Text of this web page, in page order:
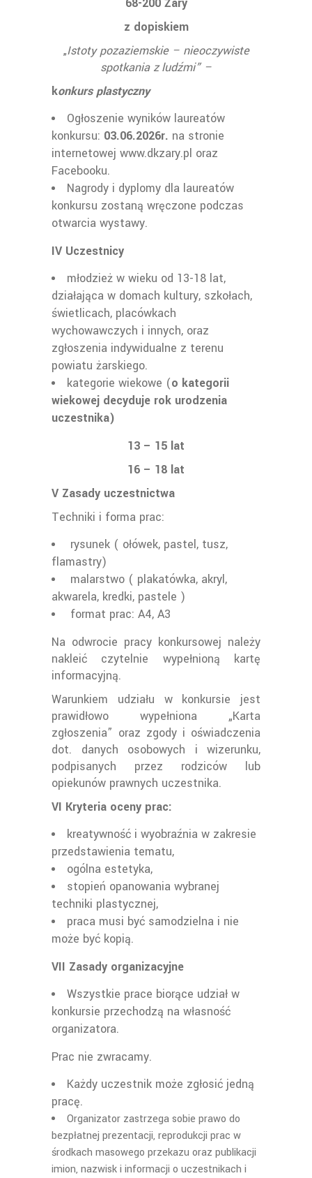
z dopiskiem
„Istoty pozaziemskie – nieoczywiste
spotkania z ludźmi” –
konkurs plastyczny
Ogłoszenie wyników laureatów
konkursu: 03.06.2026r. na stronie
internetowej www.dkzary.pl oraz
Facebooku.
Nagrody i dyplomy dla laureatów
konkursu zostaną wręczone podczas
otwarcia wystawy.
IV Uczestnicy
młodzież w wieku od 13-18 lat,
działająca w domach kultury, szkołach,
świetlicach, placówkach
wychowawczych i innych, oraz
zgłoszenia indywidualne z terenu
powiatu żarskiego.
kategorie wiekowe (o kategorii
wiekowej decyduje rok urodzenia
uczestnika)
13 – 15 lat
16 – 18 lat
V Zasady uczestnictwa
Techniki i forma prac:
rysunek ( ołówek, pastel, tusz,
flamastry)
malarstwo ( plakatówka, akryl,
akwarela, kredki, pastele )
format prac: A4, A3
Na odwrocie pracy konkursowej należy
nakleić czytelnie wypełnioną kartę
informacyjną.
Warunkiem udziału w konkursie jest
prawidłowo wypełniona „Karta
zgłoszenia” oraz zgody i oświadczenia
dot. danych osobowych i wizerunku,
podpisanych przez rodziców lub
opiekunów prawnych uczestnika.
VI Kryteria oceny prac:
kreatywność i wyobraźnia w zakresie
przedstawienia tematu,
ogólna estetyka,
stopień opanowania wybranej
techniki plastycznej,
praca musi być samodzielna i nie
może być kopią.
VII Zasady organizacyjne
Wszystkie prace biorące udział w
konkursie przechodzą na własność
organizatora.
Prac nie zwracamy.
Każdy uczestnik może zgłosić jedną
pracę.
Organizator zastrzega sobie prawo do
bezpłatnej prezentacji, reprodukcji prac w
środkach masowego przekazu oraz publikacji
imion, nazwisk i informacji o uczestnikach i